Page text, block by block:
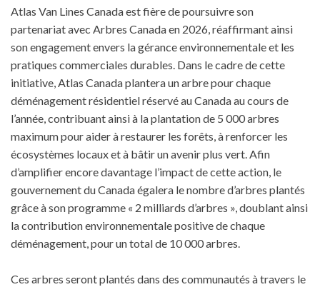
Atlas Van Lines Canada est fière de poursuivre son
partenariat avec Arbres Canada en 2026, réaffirmant ainsi
son engagement envers la gérance environnementale et les
pratiques commerciales durables. Dans le cadre de cette
initiative, Atlas Canada plantera un arbre pour chaque
déménagement résidentiel réservé au Canada au cours de
l’année, contribuant ainsi à la plantation de 5 000 arbres
maximum pour aider à restaurer les forêts, à renforcer les
écosystèmes locaux et à bâtir un avenir plus vert. Afin
d’amplifier encore davantage l’impact de cette action, le
gouvernement du Canada égalera le nombre d’arbres plantés
grâce à son programme « 2 milliards d’arbres », doublant ainsi
la contribution environnementale positive de chaque
déménagement, pour un total de 10 000 arbres.
Ces arbres seront plantés dans des communautés à travers le